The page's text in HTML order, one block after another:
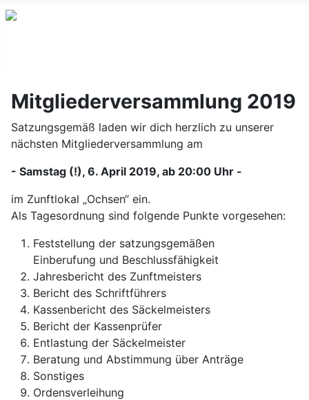
Mitgliederversammlung 2019
Satzungsgemäß laden wir dich herzlich zu unserer
nächsten Mitgliederversammlung am
- Samstag (!), 6. April 2019, ab 20:00 Uhr -
im Zunftlokal „Ochsen“ ein.
Als Tagesordnung sind folgende Punkte vorgesehen:
Feststellung der satzungsgemäßen
Einberufung und Beschlussfähigkeit
Jahresbericht des Zunftmeisters
Bericht des Schriftführers
Kassenbericht des Säckelmeisters
Bericht der Kassenprüfer
Entlastung der Säckelmeister
Beratung und Abstimmung über Anträge
Sonstiges
Ordensverleihung